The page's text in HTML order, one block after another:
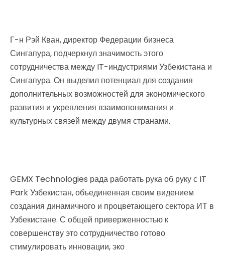
Г-н Рэй Кван, директор Федерации бизнеса
Сингапура, подчеркнул значимость этого
сотрудничества между IT-индустриями Узбекистана и
Сингапура. Он выделил потенциал для создания
дополнительных возможностей для экономического
развития и укрепления взаимопонимания и
культурных связей между двумя странами.
GEMX Technologies рада работать рука об руку с IT
Park Узбекистан, объединенная своим видением
создания динамичного и процветающего сектора ИТ в
Узбекистане. С общей приверженностью к
совершенству это сотрудничество готово
стимулировать инновации, эко